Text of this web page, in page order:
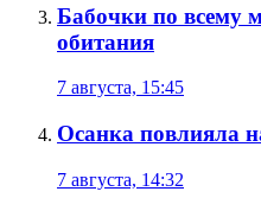
Бабочки по всему
обитания
7 августа, 15:45
Осанка повлияла
7 августа, 14:32